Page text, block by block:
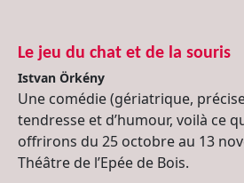
Le jeu du chat et de la souris
Istvan Örkény
Une comédie (gériatrique,
tendresse et d’humour, voilà ce
offrirons du 25 octobre au 13
Théâtre de l’Epée de Bois.